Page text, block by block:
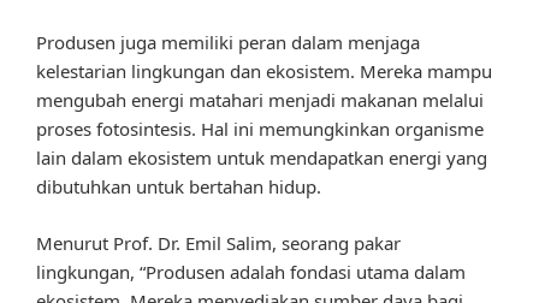
Produsen juga memiliki peran dalam menjaga
kelestarian lingkungan dan ekosistem. Mereka mampu
mengubah energi matahari menjadi makanan melalui
proses fotosintesis. Hal ini memungkinkan organisme
lain dalam ekosistem untuk mendapatkan energi yang
dibutuhkan untuk bertahan hidup.
Menurut Prof. Dr. Emil Salim, seorang pakar
lingkungan, “Produsen adalah fondasi utama dalam